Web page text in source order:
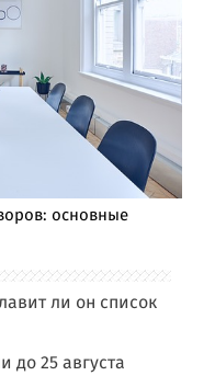
основные
ли он список
25 августа